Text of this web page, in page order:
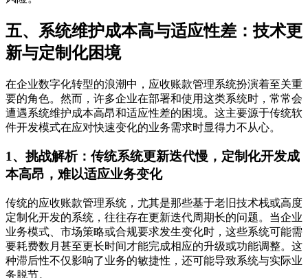
五、系统维护成本高与适应性差：技术更
新与定制化困境
在企业数字化转型的浪潮中，应收账款管理系统扮演着至关重
要的角色。然而，许多企业在部署和使用这类系统时，常常会
遭遇系统维护成本高昂和适应性差的困境。这主要源于传统软
件开发模式在应对快速变化的业务需求时显得力不从心。
1、挑战解析：传统系统更新迭代慢，定制化开发成
本高昂，难以适应业务变化
传统的应收账款管理系统，尤其是那些基于老旧技术栈或高度
定制化开发的系统，往往存在更新迭代周期长的问题。当企业
业务模式、市场策略或合规要求发生变化时，这些系统可能需
要耗费数月甚至更长时间才能完成相应的升级或功能调整。这
种滞后性不仅影响了业务的敏捷性，还可能导致系统与实际业
务脱节。